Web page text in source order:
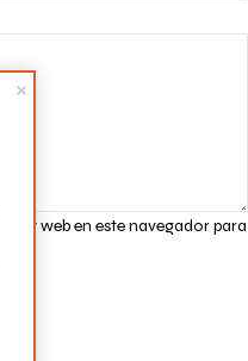
y web en este navegador para